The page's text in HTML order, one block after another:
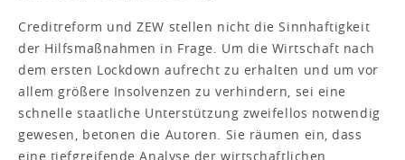
Creditreform und ZEW stellen nicht die Sinnhaftigkeit
der Hilfsmaßnahmen in Frage. Um die Wirtschaft nach
dem ersten Lockdown aufrecht zu erhalten und um vor
allem größere Insolvenzen zu verhindern, sei eine
schnelle staatliche Unterstützung zweifellos notwendig
gewesen, betonen die Autoren. Sie räumen ein, dass
eine tiefgreifende Analyse der wirtschaftlichen